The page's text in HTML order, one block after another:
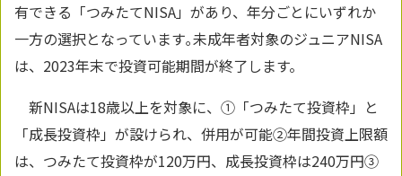
有できる「つみたてNISA」があり、年分ごとにいずれか
一方の選択となっています｡未成年者対象のジュニアNISA
は、2023年末で投資可能期間が終了します。
新NISAは18歳以上を対象に、①「つみたて投資枠」と
「成長投資枠」が設けられ、併用が可能②年間投資上限額
は、つみたて投資枠が120万円、成長投資枠は240万円③